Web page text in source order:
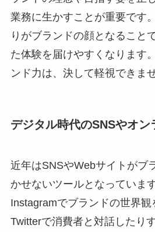
業務に生かすことが重要です
りがブランドの顔となること
た体験を届けやすくなります
ンド力は、決して軽視できませ
デジタル時代のSNSやオン
近年はSNSやWebサイトがブ
かせないツールとなっていま
Instagramでブランドの世界観
Twitterで消費者と対話したり